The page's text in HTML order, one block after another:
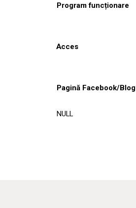
Program funcționare
Acces
Pagină Facebook/Blog
NULL